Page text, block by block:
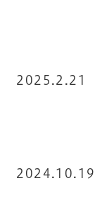
2025.2.21
2024.10.19